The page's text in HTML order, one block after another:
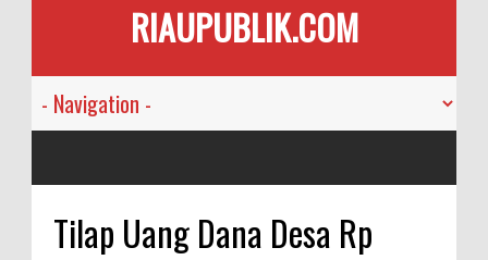
RIAUPUBLIK.COM
Tilap Uang Dana Desa Rp